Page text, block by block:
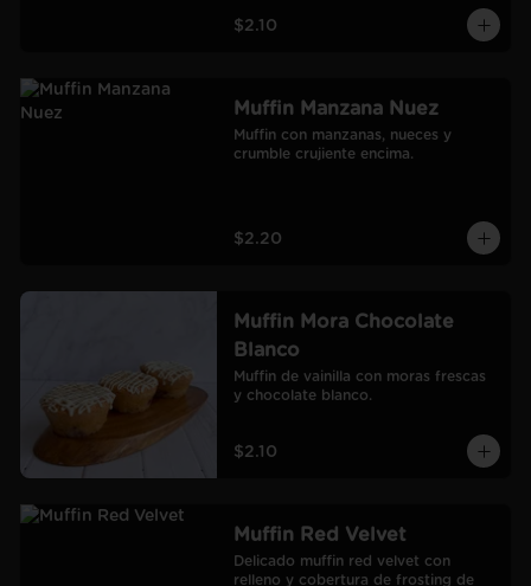
$2.10
Muffin Manzana Nuez
Muffin con manzanas, nueces y
crumble crujiente encima.
$2.20
Muffin Mora Chocolate
Blanco
Muffin de vainilla con moras frescas
y chocolate blanco.
$2.10
Muffin Red Velvet
Delicado muffin red velvet con
relleno y cobertura de frosting de